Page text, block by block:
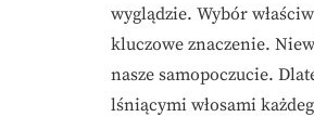
wyglądzie. Wybór
kluczowe znaczenie.
nasze samopoczucie.
lśniącymi włosami